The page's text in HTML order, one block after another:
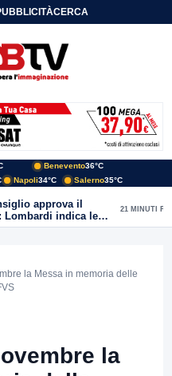
CERCA
Benevento36°C
Napoli34°C Salerno35°C
approva il
Lombardi indica le
mandato
21 MINUTI FA
la Messa in memoria delle
la